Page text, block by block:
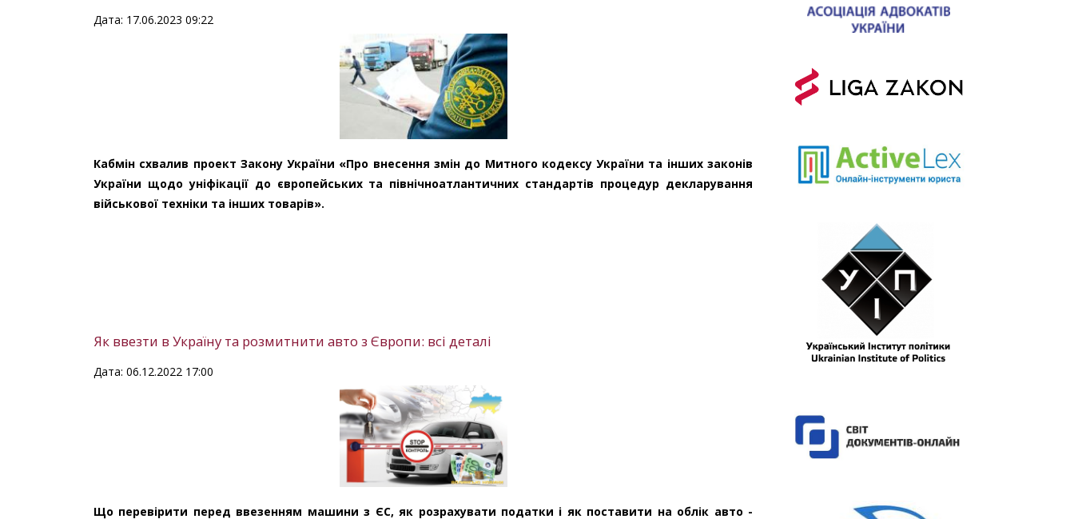
Дата: 17.06.2023 09:22
Кабмін схвалив проект Закону України «Про внесення змін до Митного кодексу України та інших законів
України щодо уніфікації до європейських та північноатлантичних стандартів процедур декларування
військової техніки та інших товарів».
Як ввезти в Україну та розмитнити авто з Європи: всі деталі
Дата: 06.12.2022 17:00
Що перевірити перед ввезенням машини з ЄС, як розрахувати податки і як поставити на облік авто -